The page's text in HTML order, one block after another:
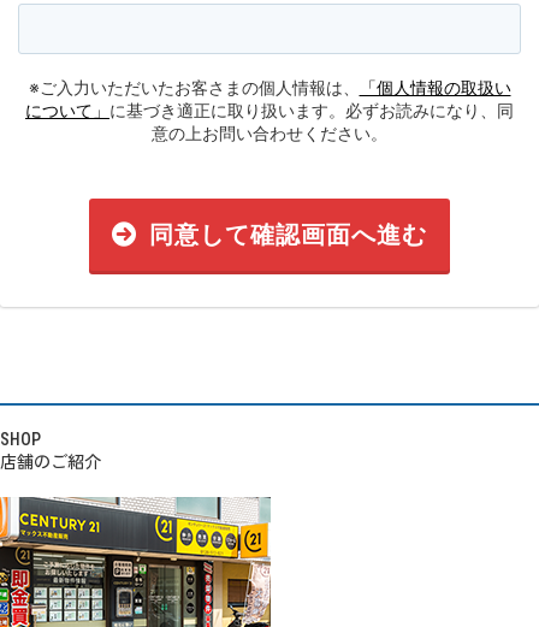
※ご入力いただいたお客さまの個人情報は、
「個人情報の取扱い
について」 に基づき適正に取り扱います。必ずお読みになり、同
意の上お問い合わせください。
同意して確認画面へ進む
SHOP
店舗のご紹介